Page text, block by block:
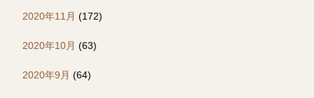
2020年11月 (172)
2020年10月 (63)
2020年9月 (64)